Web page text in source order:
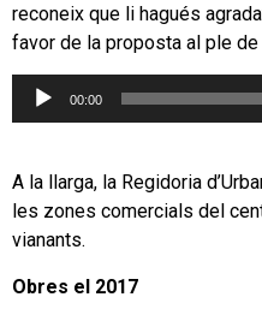
reconeix que li hagués
favor de la proposta al ple de
Reproductor
00:00
A la llarga, la Regidoria
les zones comercials del
vianants.
Obres el 2017